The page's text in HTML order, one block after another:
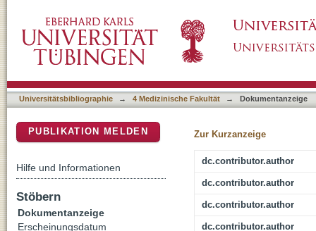
switch to increase lactate production
Universitätsbibliographie → 4 Medizinische Fakultät → Dokumentanzeige
Zur Kurzanzeige
dc.contributor.author
dc.contributor.author
dc.contributor.author
dc.contributor.author
PUBLIKATION MELDEN
Hilfe und Informationen
Stöbern
Dokumentanzeige
Erscheinungsdatum